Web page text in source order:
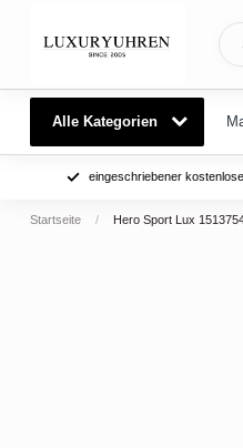
Alle Kategorien
eingeschriebener
Startseite / Hero Sport Lux